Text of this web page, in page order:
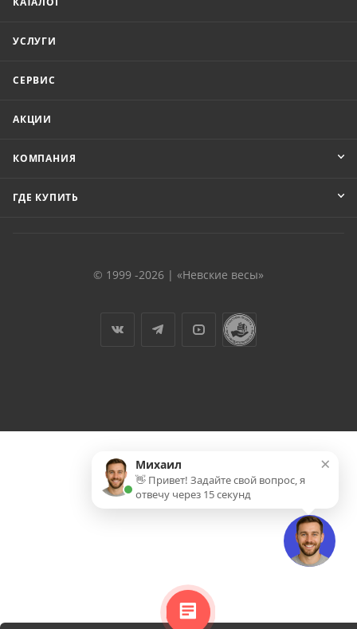
УСЛУГИ
СЕРВИС
АКЦИИ
КОМПАНИЯ
ГДЕ КУПИТЬ
© 1999 -2026 | «Невские весы»
×
Михаил
👋 Привет! Задайте свой вопрос, я
отвечу через 15 секунд